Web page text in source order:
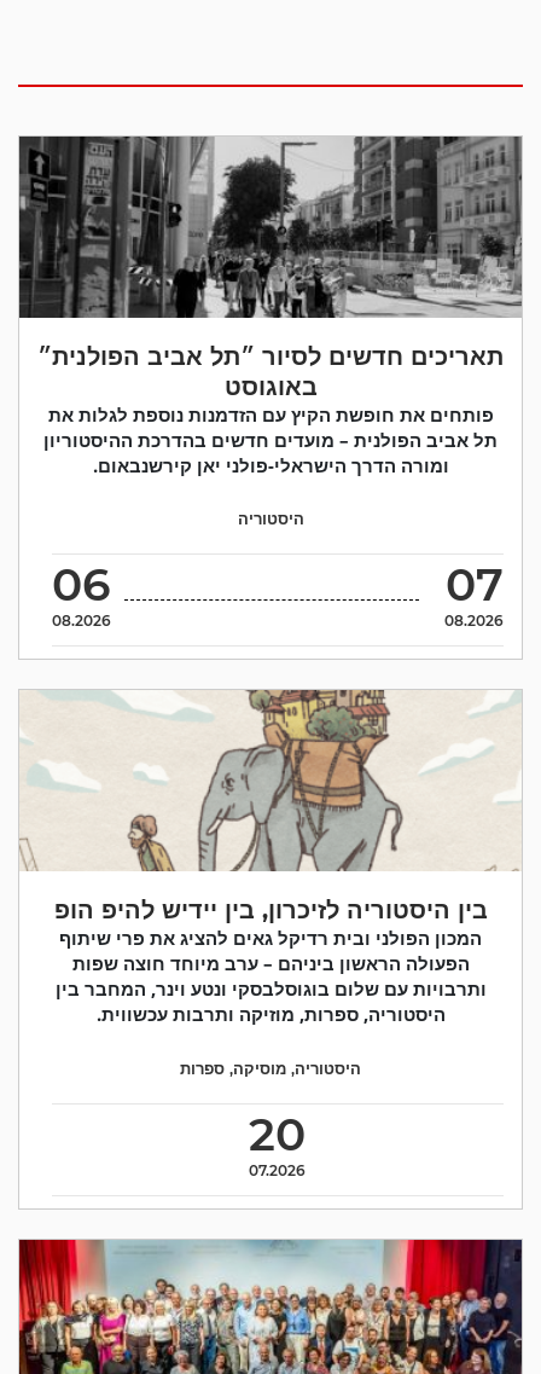
תאריכים חדשים לסיור ״תל אביב הפולנית״
באוגוסט
פותחים את חופשת הקיץ עם הזדמנות נוספת לגלות את
תל אביב הפולנית – מועדים חדשים בהדרכת ההיסטוריון
ומורה הדרך הישראלי-פולני יאן קירשנבאום.
06
08.2026
07
08.2026
היסטוריה
בין היסטוריה לזיכרון, בין יידיש להיפ הופ
המכון הפולני ובית רדיקל גאים להציג את פרי שיתוף
הפעולה הראשון ביניהם – ערב מיוחד חוצה שפות
ותרבויות עם שלום בוגוסלבסקי ונטע וינר, המחבר בין
היסטוריה, ספרות, מוזיקה ותרבות עכשווית.
20
07.2026
היסטוריה, מוסיקה, ספרות